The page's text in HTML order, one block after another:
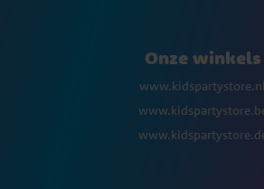
Onze winkels